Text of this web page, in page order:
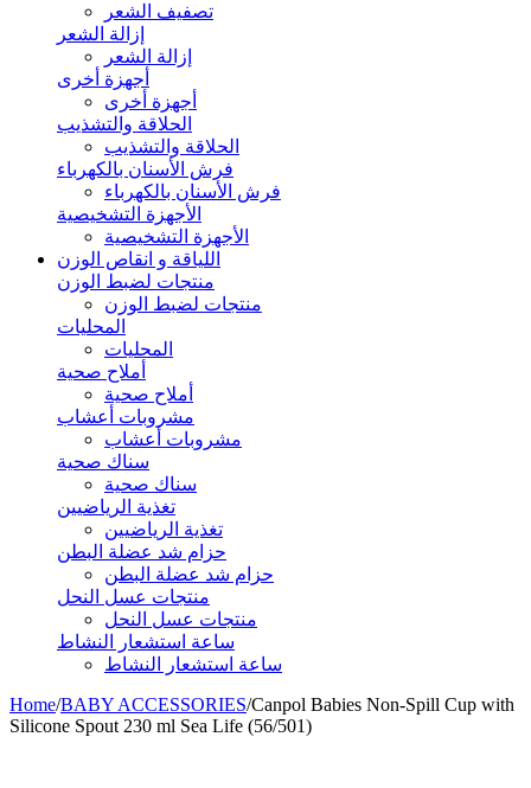
تصفيف الشعر
إزالة الشعر
إزالة الشعر
أجهزة أخرى
أجهزة أخرى
الحلاقة والتشذيب
الحلاقة والتشذيب
فرش الأسنان بالكهرباء
فرش الأسنان بالكهرباء
الأجهزة التشخيصية
الأجهزة التشخيصية
اللياقة و انقاص الوزن
منتجات لضبط الوزن
منتجات لضبط الوزن
المحليات
المحليات
أملاح صحية
أملاح صحية
مشروبات أعشاب
مشروبات أعشاب
سناك صحية
سناك صحية
تغذية الرياضيين
تغذية الرياضيين
حزام شد عضلة البطن
حزام شد عضلة البطن
منتجات عسل النحل
منتجات عسل النحل
ساعة استشعار النشاط
ساعة استشعار النشاط
Home/BABY ACCESSORIES/Canpol Babies Non-Spill Cup with
Silicone Spout 230 ml Sea Life (56/501)